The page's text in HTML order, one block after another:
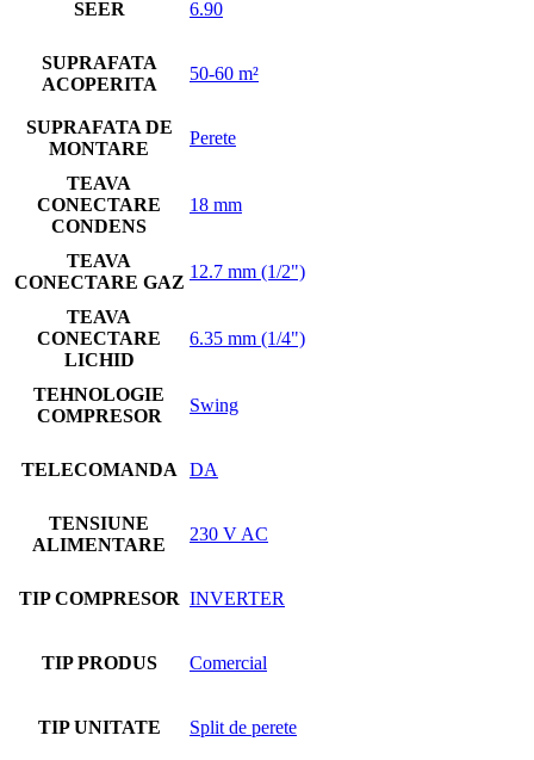
SEER 6.90
SUPRAFATA
ACOPERITA
50-60 m²
SUPRAFATA DE
MONTARE
Perete
TEAVA
CONECTARE
CONDENS
18 mm
TEAVA
CONECTARE GAZ
12.7 mm (1/2")
TEAVA
CONECTARE
LICHID
6.35 mm (1/4")
TEHNOLOGIE
COMPRESOR
Swing
TELECOMANDA DA
TENSIUNE
ALIMENTARE
230 V AC
TIP COMPRESOR INVERTER
TIP PRODUS Comercial
TIP UNITATE Split de perete